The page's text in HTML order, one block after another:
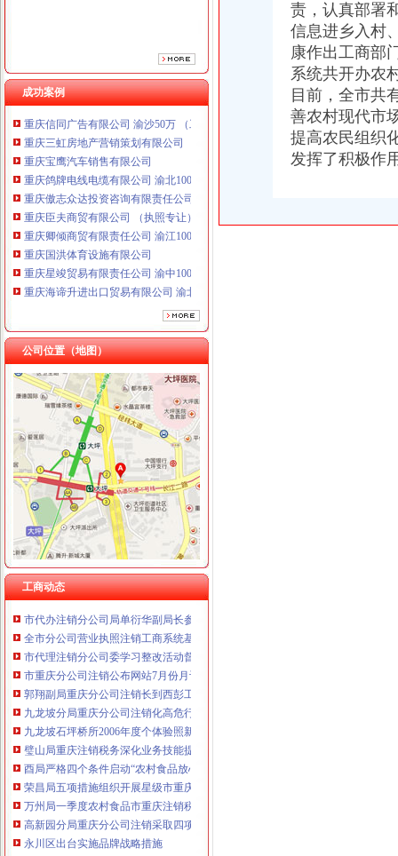
成功案例
重庆星竣贸易有限责任公司 渝中100万 （进出口权）
重庆海谛升进出口贸易有限公司 渝北100万 （进出口权）
重庆奕欣锦诚商贸有限公司 渝九50万 （工商注册）
重庆三虹房地产营销策划有限公司
重庆宝鹰汽车销售有限公司
重庆鸽牌电线电缆有限公司 渝北10010万 (进出口权)
重庆傲志众达投资咨询有限责任公司 渝九1000万 （增资）
重庆臣夫商贸有限公司 （执照专让）
重庆卿倾商贸有限责任公司 渝江100万 （工商注册）
重庆国洪体育设施有限公司
重庆星竣贸易有限责任公司 渝中100万 （进出口权）
重庆海谛升进出口贸易有限公司 渝北100万 （进出口权）
重庆奕欣锦诚商贸有限公司 渝九50万 （工商注册）
重庆信同广告有限公司 渝沙50万 （工商注册）
重庆三虹房地产营销策划有限公司
重庆宝鹰汽车销售有限公司
公司位置（地图）
工商动态
工商动态
全市代理注销分公司区县局信用信息化岗位大练抽考和竞赛正式开考
市重庆注销分公司局高印平副巡视员到渝北局检查指导工作
云局四项措施及早抓好节前食品市代办注销分公司场监管
市重庆注销分公司局召开企业个体工商户代表座谈会
经开区局优化投资环境为“沃尔玛”重庆分公司注销上门办照
经开区工商分局化措施切实净化广告市重庆注销分公司场
永川工商局加对旅游市重庆注销税务场秩序监管
全市分公司营业执照注销工商系统基层建设和人才工作取得显著成绩
市代理注销分公司委学习整改活动督查组到市局督查调研
市重庆分公司注销公布网站7月份月评结果 市工商局和渝北区分列两项第一
郭翔副局重庆分公司注销长到西彭工业园区现场办公
九龙坡分局重庆分公司注销化高危行业监管
九龙坡石坪桥所2006年度个体验照新举措
璧山局重庆注销税务深化业务技能提升登记档次
酉局严格四个条件启动“农村食品放心店”重庆注销分公司试点工作
荣昌局五项措施组织开展星级市重庆分公司注销场评比工作
万州局一季度农村食品市重庆注销税务场专项整况分析
高新园分局重庆分公司注销采取四项措施提高执法质量
永川区出台实施品牌战略措施
谭世贤副巡视员到南川局重庆注销分公司检查指导学习整改活动
责，认真部署
信息进乡入村
康作出工商部
系统共开办农
目前，全市共
善农村现代市
提高农民组织
发挥了积极作